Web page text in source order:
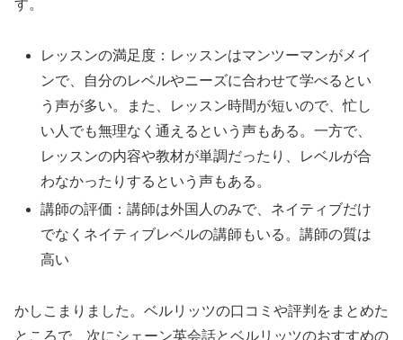
す。
レッスンの満足度：レッスンはマンツーマンがメイ
ンで、自分のレベルやニーズに合わせて学べるとい
う声が多い。また、レッスン時間が短いので、忙し
い人でも無理なく通えるという声もある。一方で、
レッスンの内容や教材が単調だったり、レベルが合
わなかったりするという声もある。
講師の評価：講師は外国人のみで、ネイティブだけ
でなくネイティブレベルの講師もいる。講師の質は
高い
かしこまりました。ベルリッツの口コミや評判をまとめた
ところで、次にシェーン英会話とベルリッツのおすすめの